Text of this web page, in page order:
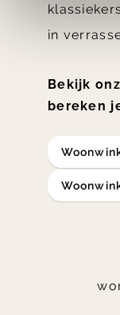
in
Bekijk
bereken